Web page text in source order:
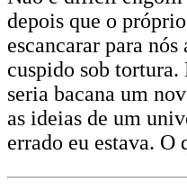
depois que o
escancarar para
cuspido sob tortura.
seria bacana um
as ideias de um
errado eu estava. O